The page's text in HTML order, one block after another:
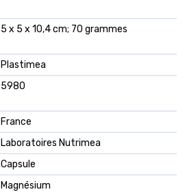
5 x 5 x 10,4 cm; 70 grammes
Plastimea
5980
France
Laboratoires Nutrimea
Capsule
Magnésium